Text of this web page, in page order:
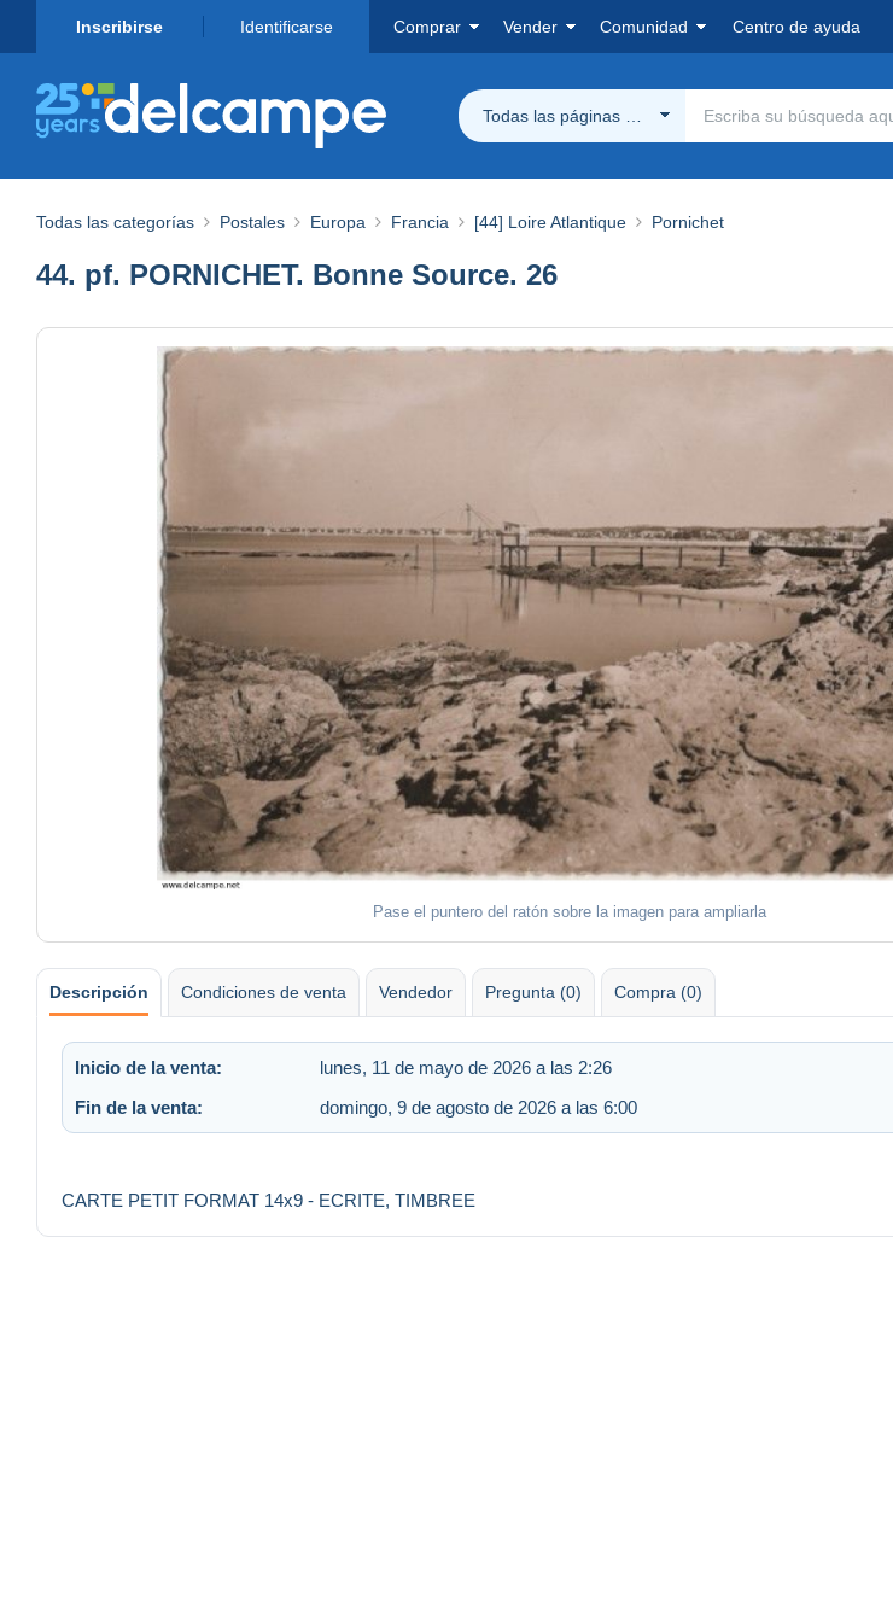
Inscribirse Identificarse Comprar Vender Comunidad Centro de ayuda
Todas las páginas Delcampe
Todas las categorías Postales Europa Francia [44] Loire Atlantique Pornichet
44. pf. PORNICHET. Bonne Source. 26
Pase el puntero del ratón sobre la imagen para ampliarla
Descripción Condiciones de venta Vendedor Pregunta (0) Compra (0)
Inicio de la venta: lunes, 11 de mayo de 2026 a las 2:26
Fin de la venta:
domingo, 9 de agosto de 2026 a las 6:00
CARTE PETIT FORMAT 14x9 - ECRITE, TIMBREE